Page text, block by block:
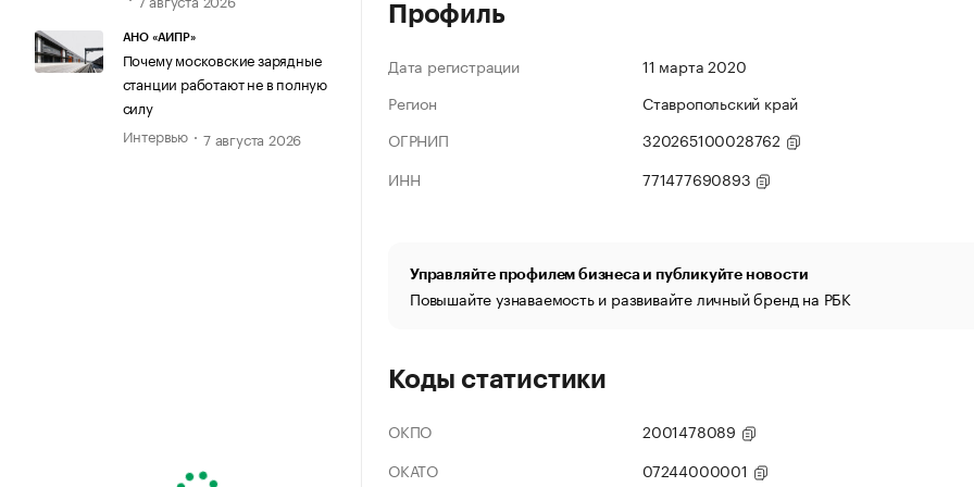
АНО «АИПР»
Почему московские зарядные
станции работают не в полную
силу
Интервью
7 августа 2026
Профиль
Дата регистрации
11 марта 2020
Регион
Ставропольский край
ОГРНИП
320265100028762
ИНН
771477690893
Управляйте профилем бизнеса и публикуйте новости
Повышайте узнаваемость и развивайте личный бренд на РБК
Коды статистики
ОКПО
2001478089
ОКАТО
07244000001